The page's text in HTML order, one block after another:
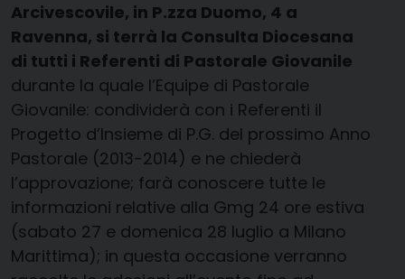
Arcivescovile, in P.zza Duomo, 4 a
Ravenna, si terrà la Consulta Diocesana
di tutti i Referenti di Pastorale Giovanile
durante la quale l’Equipe di Pastorale
Giovanile: condividerà con i Referenti il
Progetto d’Insieme di P.G. del prossimo Anno
Pastorale (2013-2014) e ne chiederà
l’approvazione; farà conoscere tutte le
informazioni relative alla Gmg 24 ore estiva
(sabato 27 e domenica 28 luglio a Milano
Marittima); in questa occasione verranno